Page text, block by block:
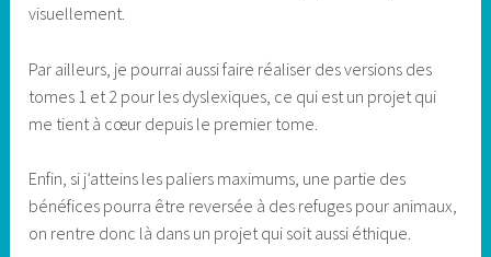
visuellement.
Par ailleurs, je pourrai aussi faire réaliser des versions des
tomes 1 et 2 pour les dyslexiques, ce qui est un projet qui
me tient à cœur depuis le premier tome.
Enfin, si j’atteins les paliers maximums, une partie des
bénéfices pourra être reversée à des refuges pour animaux,
on rentre donc là dans un projet qui soit aussi éthique.